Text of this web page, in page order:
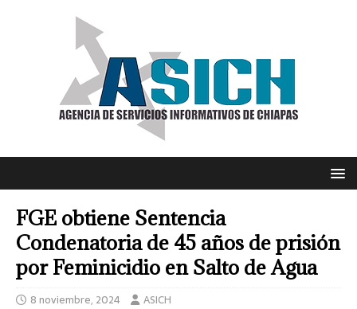
FGE obtiene Sentencia
Condenatoria de 45 años de prisión
por Feminicidio en Salto de Agua
8 noviembre, 2024 ASICH